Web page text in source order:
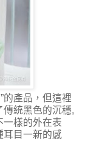
的產品，但這裡
統黑色的沉穩,
一樣的外在表
耳目一新的感